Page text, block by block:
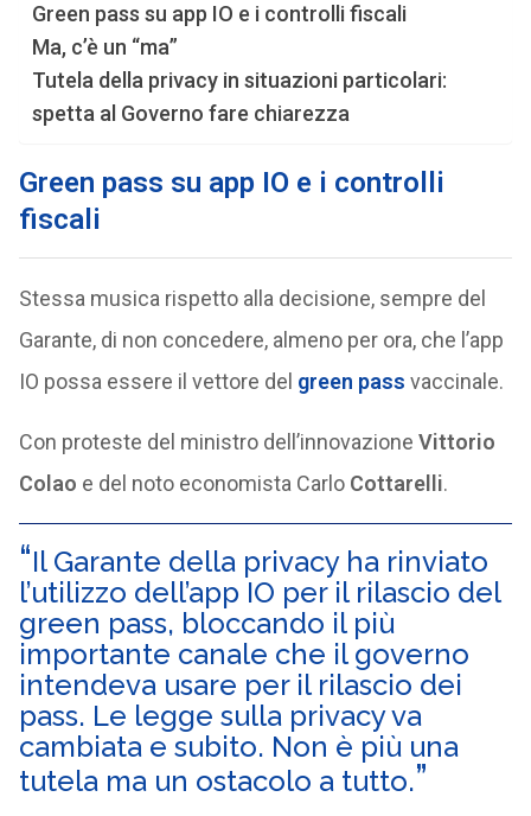
Green pass su app IO e i controlli fiscali
Ma, c’è un “ma”
Tutela della privacy in situazioni particolari:
spetta al Governo fare chiarezza
Green pass su app IO e i controlli
fiscali
Stessa musica rispetto alla decisione, sempre del
Garante, di non concedere, almeno per ora, che l’app
IO possa essere il vettore del green pass vaccinale.
Con proteste del ministro dell’innovazione Vittorio
Colao e del noto economista Carlo Cottarelli.
Il Garante della privacy ha rinviato
l’utilizzo dell’app IO per il rilascio del
green pass, bloccando il più
importante canale che il governo
intendeva usare per il rilascio dei
pass. Le legge sulla privacy va
cambiata e subito. Non è più una
tutela ma un ostacolo a tutto.